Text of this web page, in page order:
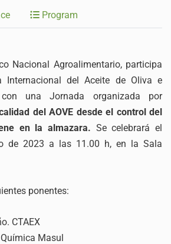
Program
Nacional Agroalimentario, participa
Internacional del Aceite de Oliva e
una Jornada organizada por
del AOVE desde el control del
en la almazara. Se celebrará el
de 2023 a las 11.00 h, en la Sala
ponentes:
CTAEX
Masul